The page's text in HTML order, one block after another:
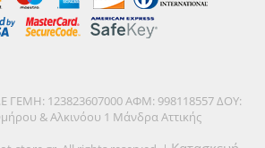
ΓΕΜΗ: 123823607000 ΑΦΜ: 998118557 ΔΟΥ:
& Αλκινόου 1 Μάνδρα Αττικής